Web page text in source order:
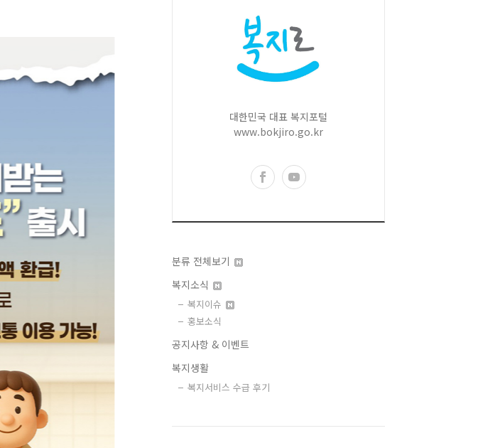
대한민국 대표 복지포털
www.bokjiro.go.kr
분류 전체보기
복지소식
복지이슈
홍보소식
공지사항 & 이벤트
복지생활
복지서비스 수급 후기